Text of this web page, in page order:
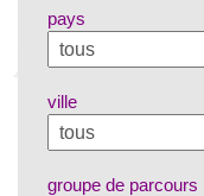
pays
ville
groupe de parcours